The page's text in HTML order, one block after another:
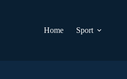
Home
Sport